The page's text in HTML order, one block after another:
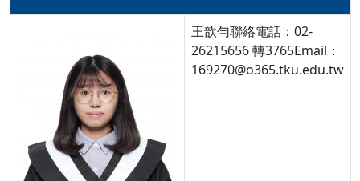
王歆勻聯絡電話：02-
26215656 轉3765Email：
169270@o365.tku.edu.tw